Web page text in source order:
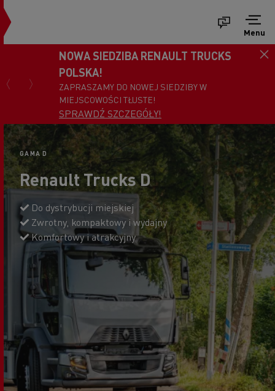
Menu
NOWA SIEDZIBA RENAULT TRUCKS
POLSKA!
ZAPRASZAMY DO NOWEJ SIEDZIBY W
MIEJSCOWOŚCI TŁUSTE!
SPRAWDŹ SZCZEGÓŁY!
GAMA D
Renault Trucks D
Do dystrybucji miejskiej
Zwrotny, kompaktowy i wydajny
Komfortowy i atrakcyjny